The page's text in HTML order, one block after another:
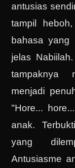
antusias
tampil
bahasa yang
jelas
tampaknya
menjadi
"Hore...
anak.
yang
Antusiasme